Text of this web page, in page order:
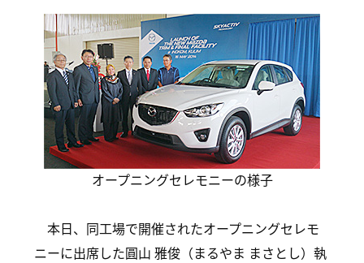
オープニングセレモニーの様子
本日、同工場で開催されたオープニングセレモ
ニーに出席した圓山 雅俊（まるやま まさとし）執